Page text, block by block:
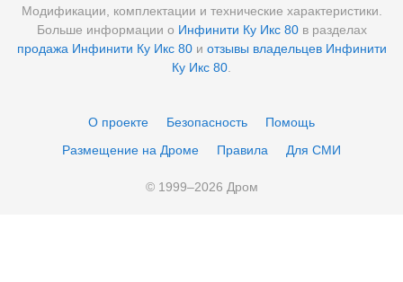
Модификации, комплектации и технические характеристики.
Больше информации о Инфинити Ку Икс 80в разделах
продажа Инфинити Ку Икс 80и отзывы владельцев Инфинити
Ку Икс 80.
О проекте Безопасность
Помощь
Размещение на Дроме
Правила Для СМИ
© 1999–2026 Дром